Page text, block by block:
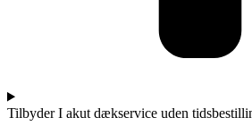
Tilbyder I akut dækservice uden